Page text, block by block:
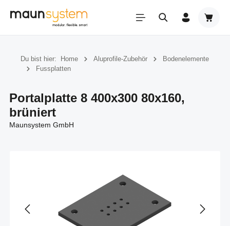
Zum Hauptinhalt springen
Du bist hier: Home Aluprofile-Zubehör
Bodenelemente
Fussplatten
Portalplatte 8 400x300 80x160,
brüniert
Maunsystem GmbH